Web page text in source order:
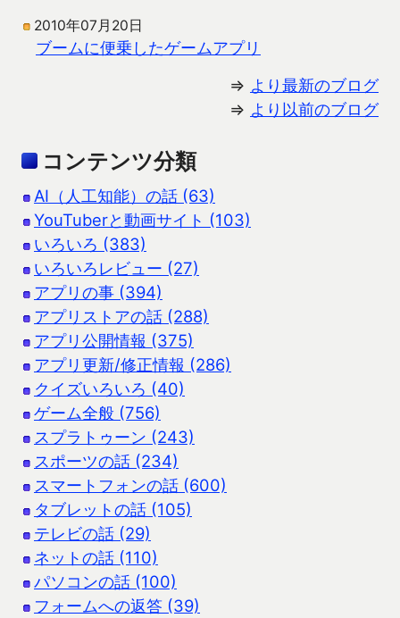
2010年07月20日
ブームに便乗したゲームアプリ
⇒ より最新のブログ
⇒ より以前のブログ
コンテンツ分類
AI（人工知能）の話 (63)
YouTuberと動画サイト (103)
いろいろ (383)
いろいろレビュー (27)
アプリの事 (394)
アプリストアの話 (288)
アプリ公開情報 (375)
アプリ更新/修正情報 (286)
クイズいろいろ (40)
ゲーム全般 (756)
スプラトゥーン (243)
スポーツの話 (234)
スマートフォンの話 (600)
タブレットの話 (105)
テレビの話 (29)
ネットの話 (110)
パソコンの話 (100)
フォームへの返答 (39)